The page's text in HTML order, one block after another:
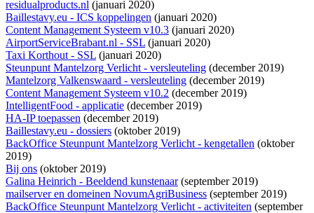
residualproducts.nl (januari 2020)
Baillestavy.eu - ICS koppelingen (januari 2020)
Content Management Systeem v10.3 (januari 2020)
AirportServiceBrabant.nl - SSL (januari 2020)
Taxi Korthout - SSL (januari 2020)
Steunpunt Mantelzorg Verlicht - versleuteling (december 2019)
Mantelzorg Valkenswaard - versleuteling (december 2019)
Content Management Systeem v10.2 (december 2019)
IntelligentFood - applicatie (december 2019)
HA-IP toepassen (december 2019)
Baillestavy.eu - dossiers (oktober 2019)
BackOffice Steunpunt Mantelzorg Verlicht - kengetallen (oktober
2019)
Bij ons (oktober 2019)
Galina Heinrich - Beeldend kunstenaar(september 2019)
mailserver en domeinen NovumAgriBusiness (september 2019)
BackOffice Steunpunt Mantelzorg Verlicht - activiteiten (september